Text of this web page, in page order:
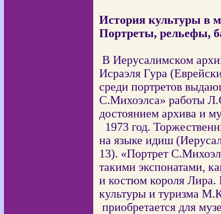
История культуры в
Портреты, рельефы,
В Иерусалимском
Исраэля Гура
среди портретов
С.Михоэлса» работы
достоянием архива и
1973 год.
на языке идиш
13). «Портрет
такими экспонатами,
и костюм короля
культуры и туризма
приобретается для